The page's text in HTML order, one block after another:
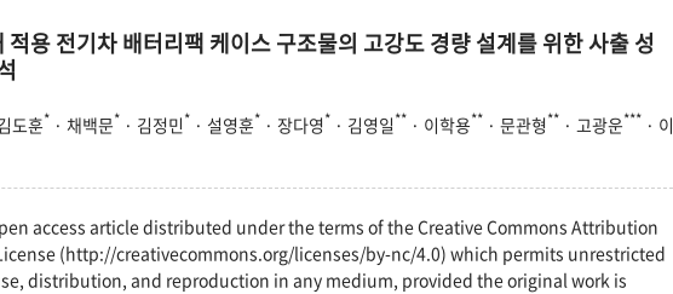
적용 전기차 배터리팩 케이스 구조물의 고강도 경량 설계를 위한 사출 성
도훈* · 채백문* · 김정민* · 설영훈* · 장다영* · 김영일** · 이학용** · 문관형** · 고광운*** · 이
access article distributed under the terms of the Creative Commons Attribution
(http://creativecommons.org/licenses/by-nc/4.0) which permits unrestricted
distribution, and reproduction in any medium, provided the original work is